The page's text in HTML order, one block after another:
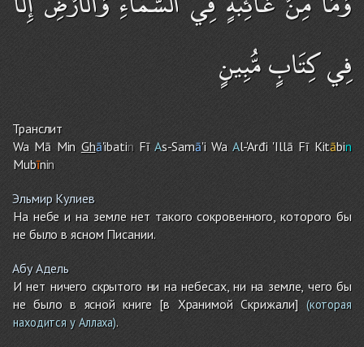
فِي كِتَابٍ مُّبِينٍ
Транслит
Wa Mā Min Ghā'ibatinFīAs-Samā'i Wa Al-'Arđi 'Illā Fī Kitābin
Mubīnin
Эльмир Кулиев
На небе и на земле нет такого сокровенного, которого бы
не было в ясном Писании.
Абу Адель
И нет ничего скрытого ни на небесах, ни на земле, чего бы
не было в ясной книге [в Хранимой Скрижали] (которая
находится у Аллаха).